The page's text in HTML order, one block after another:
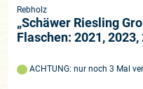
Rebholz
„Schäwer Riesling
Flaschen: 2021, 2023,
ACHTUNG: nur noch 3 Mal